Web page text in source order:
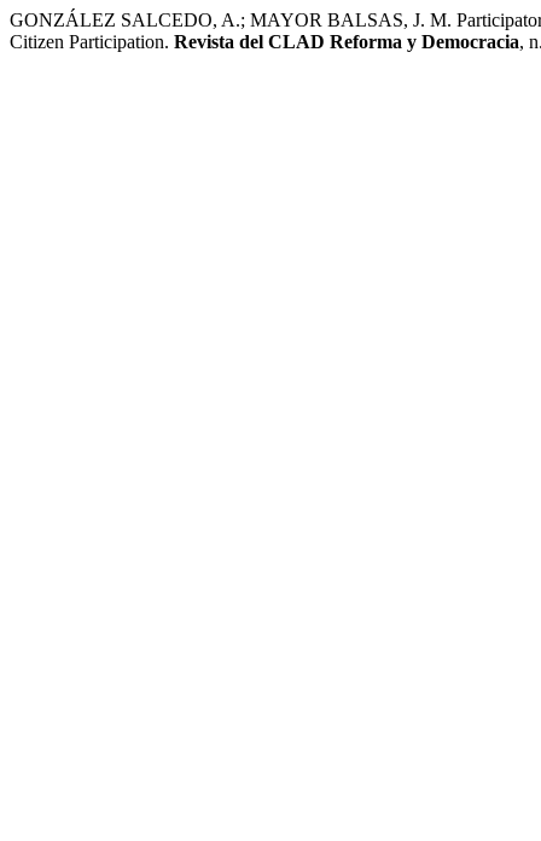
GONZÁLEZ SALCEDO, A.; MAYOR BALSAS, J. M.
Citizen Participation. Revista del CLAD Reforma y Democracia,